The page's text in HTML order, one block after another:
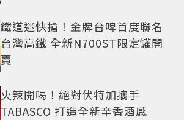
鐵道迷快搶！金牌台啤首度聯名
台灣高鐵 全新N700ST限定罐開
賣
火辣開喝！絕對伏特加攜手
TABASCO 打造全新辛香酒感